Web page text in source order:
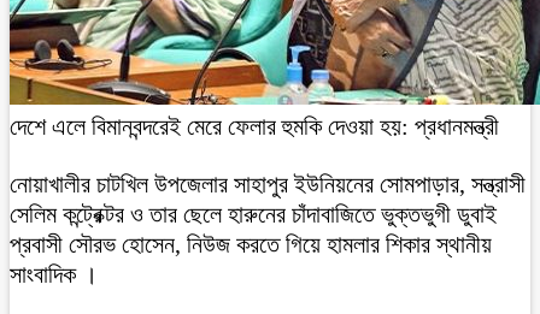
দেশে এলে বিমানবন্দরেই মেরে ফেলার হুমকি দেওয়া হয়: প্রধানমন্ত্রী
নোয়াখালীর চাটখিল উপজেলার সাহাপুর ইউনিয়নের সোমপাড়ার, সন্ত্রাসী
সেলিম কন্ট্রেক্টর ও তার ছেলে হারুনের চাঁদাবাজিতে ভুক্তভুগী ডুবাই
প্রবাসী সৌরভ হোসেন, নিউজ করতে গিয়ে হামলার শিকার স্থানীয়
সাংবাদিক ।